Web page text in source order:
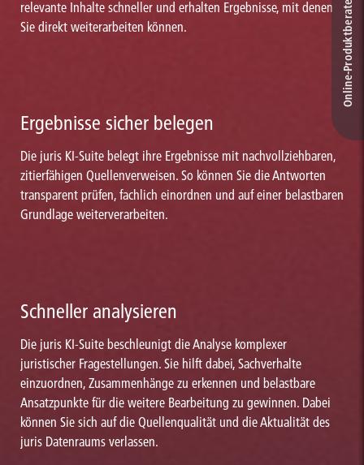
relevante Inhalte schneller und erhalten Ergebnisse, mit denen
Sie direkt weiterarbeiten können.
Ergebnisse sicher belegen
Die juris KI-Suite belegt ihre Ergebnisse mit nachvollziehbaren,
zitierfähigen Quellenverweisen. So können Sie die Antworten
transparent prüfen, fachlich einordnen und auf einer belastbaren
Grundlage weiterverarbeiten.
Schneller analysieren
Die juris KI-Suite beschleunigt die Analyse komplexer
juristischer Fragestellungen. Sie hilft dabei, Sachverhalte
einzuordnen, Zusammenhänge zu erkennen und belastbare
Ansatzpunkte für die weitere Bearbeitung zu gewinnen. Dabei
können Sie sich auf die Quellenqualität und die Aktualität des
juris Datenraums verlassen.
Online-Produkt­berater